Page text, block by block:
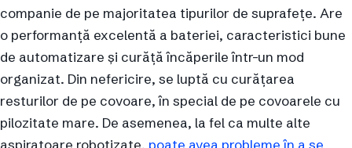
companie de pe majoritatea tipurilor de suprafețe. Are
o performanță excelentă a bateriei, caracteristici bune
de automatizare și curăță încăperile într-un mod
organizat. Din nefericire, se luptă cu curățarea
resturilor de pe covoare, în special de pe covoarele cu
pilozitate mare. De asemenea, la fel ca multe alte
aspiratoare robotizate, poate avea probleme în a se